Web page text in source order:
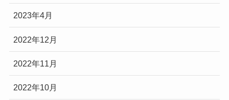
2023年4月
2022年12月
2022年11月
2022年10月